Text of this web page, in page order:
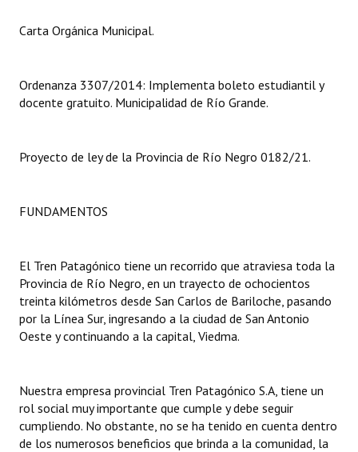
Organigrama
Informes de Gestión
Dictámenes Asesoría Letrada
Ejecución Presupuestaria
Actas de Audiencias Públicas
NORMATIVA
Declaraciones
Resoluciones
Carta Orgánica Municipal.
Ordenanza 3307/2014: Implementa boleto estudiantil y
docente gratuito. Municipalidad de Río Grande.
Proyecto de ley de la Provincia de Río Negro 0182/21.
FUNDAMENTOS
El Tren Patagónico tiene un recorrido que atraviesa toda la
Provincia de Río Negro, en un trayecto de ochocientos
treinta kilómetros desde San Carlos de Bariloche, pasando
por la Línea Sur, ingresando a la ciudad de San Antonio
Oeste y continuando a la capital, Viedma.
Nuestra empresa provincial Tren Patagónico S.A, tiene un
rol social muy importante que cumple y debe seguir
cumpliendo. No obstante, no se ha tenido en cuenta dentro
de los numerosos beneficios que brinda a la comunidad, la